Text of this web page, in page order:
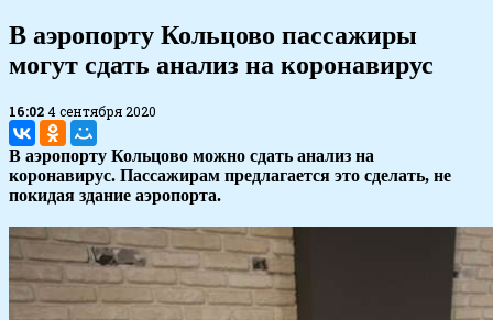
В аэропорту Кольцово пассажиры
могут сдать анализ на коронавирус
16:024 сентября 2020
В аэропорту Кольцово можно сдать анализ на
коронавирус. Пассажирам предлагается это сделать, не
покидая здание аэропорта.